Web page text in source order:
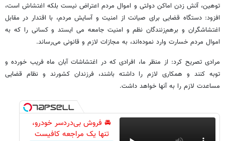
توهین، آتش زدن اماکن دولتی و اموال مردم اعتراض نیست بلکه اغتشاش است،
افزود: دستگاه قضایی برای صیانت از امنیت و آسایش مردم، با اقتدار در مقابل
اغتشاشگران و برهم‌زنندگان نظم و امنیت جامعه می ایستد و کسانی را که به
اموال مردم خسارت وارد نموده‌اند، به مجازات لازم و قانونی می‌رساند.
مرادی تصریح کرد: از منظر ما، افرادی که در اغتشاشات آبان ماه فریب خورده و
توبه کنند و همکاری لازم را داشته باشند، فرزندان کشورند و نظام قضایی
مساعدت لازم را به آنها خواهد داشت.
🚘 فروش بی‌دردسر خودرو،
تنها یک مراجعه کافیست